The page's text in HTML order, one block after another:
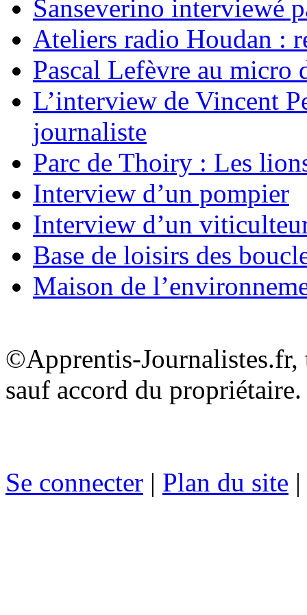
Sanseverino interviewé
Ateliers radio Houdan :
Pascal Lefèvre au micro
L’interview de Vincent
journaliste
Parc de Thoiry : Les
Interview d’un pompier
Interview d’un
Base de loisirs des
Maison de
©Apprentis-
sauf accord du propriétaire.
Se connecter | Plan du site |